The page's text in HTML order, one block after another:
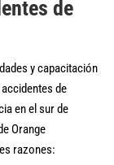
de
y capacitación
de
en el sur de
Orange
razones: